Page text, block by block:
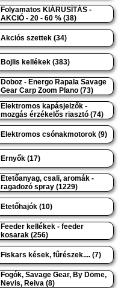
Folyamatos KIÁRUSÍTÁS -
AKCIÓ - 20 - 60 % (38)
Akciós szettek (34)
Bojlis kellékek (383)
Doboz - Energo Rapala Savage
Gear Carp Zoom Plano (73)
Elektromos kapásjelzők -
mozgás érzékelős riasztó (74)
Elektromos csónakmotorok (9)
Ernyők (17)
Etetőanyag, csali, aromák -
ragadozó spray (1229)
Etetőhajók (10)
Feeder kellékek - feeder
kosarak (256)
Fiskars kések, fűrészek.... (7)
Fogók, Savage Gear, By Döme,
Nevis, Reiva (8)